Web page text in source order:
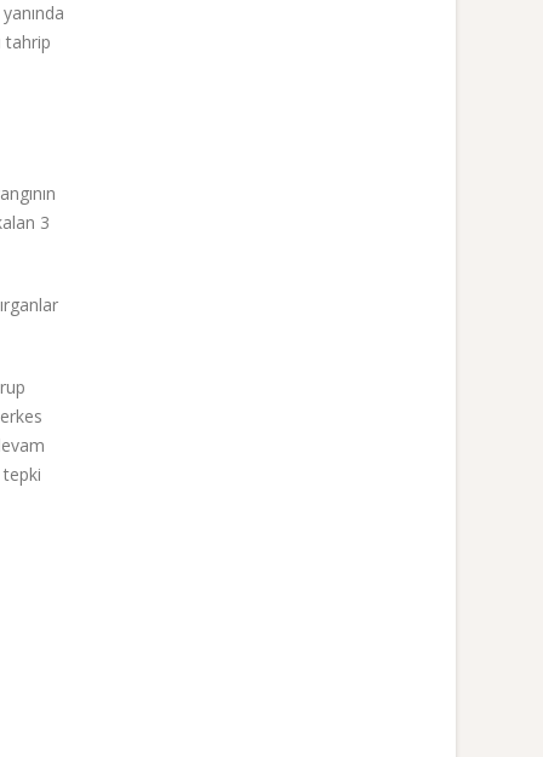
tahrip
3